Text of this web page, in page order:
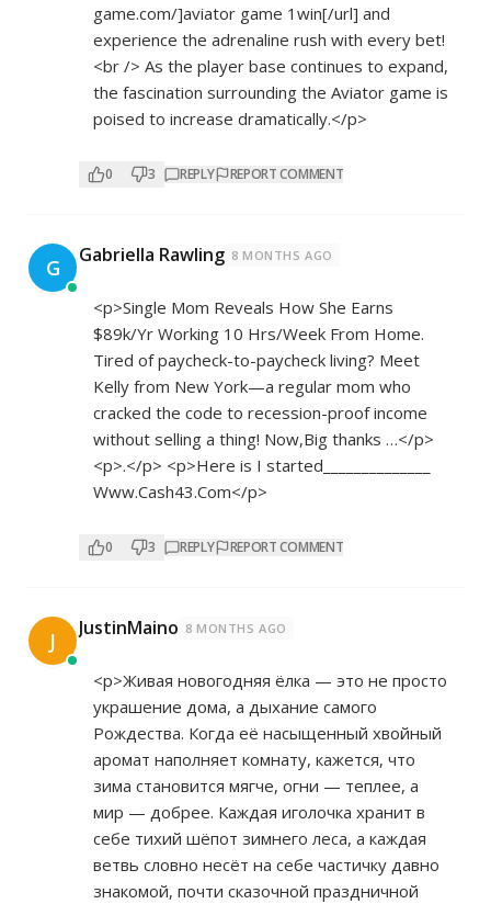
game.com/]aviator game 1win[/url] and
experience the adrenaline rush with every bet!
<br /> As the player base continues to expand,
the fascination surrounding the Aviator game is
poised to increase dramatically.</p>
0 3 REPLY REPORT COMMENT
G Gabriella Rawling 8 MONTHS AGO
<p>Single Mom Reveals How She Earns
$89k/Yr Working 10 Hrs/Week From Home.
Tired of paycheck-to-paycheck living? Meet
Kelly from New York—a regular mom who
cracked the code to recession-proof income
without selling a thing! Now,Big thanks …</p>
<p>.</p> <p>Here is I started______________
W­­w­w­.­­­C­­a­­s­­h­­­4­­­3­.­­C­­­­o­­­m</p>
0 3 REPLY REPORT COMMENT
J JustinMaino 8 MONTHS AGO
<p>Живая новогодняя ёлка — это не просто
украшение дома, а дыхание самого
Рождества. Когда её насыщенный хвойный
аромат наполняет комнату, кажется, что
зима становится мягче, огни — теплее, а
мир — добрее. Каждая иголочка хранит в
себе тихий шёпот зимнего леса, а каждая
ветвь словно несёт на себе частичку давно
знакомой, почти сказочной праздничной